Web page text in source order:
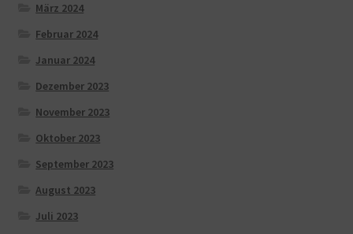
März 2024
Februar 2024
Januar 2024
Dezember 2023
November 2023
Oktober 2023
September 2023
August 2023
Juli 2023